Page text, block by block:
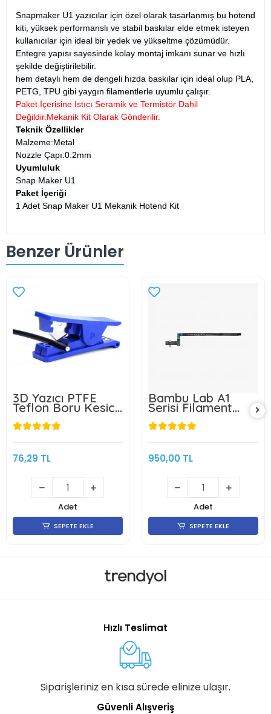
Snapmaker U1 yazıcılar için özel olarak tasarlanmış bu hotend
kiti, yüksek performanslı ve stabil baskılar elde etmek isteyen
kullanıcılar için ideal bir yedek ve yükseltme çözümüdür.
Entegre yapısı sayesinde kolay montaj imkanı sunar ve hızlı
şekilde değiştirilebilir.
hem detaylı hem de dengeli hızda baskılar için ideal olup PLA,
PETG, TPU gibi yaygın filamentlerle uyumlu çalışır.
Paket İçerisine Istıcı Seramik ve Termistör Dahil
Değildir.Mekanik Kit Olarak Gönderilir.
Teknik Özellikler
Malzeme:Metal
Nozzle Çapı:0.2mm
Uyumluluk
Snap Maker U1
Paket İçeriği
1 Adet Snap Maker U1 Mekanik Hotend Kit
Benzer Ürünler
3D Yazıcı PTFE
Teflon Boru Kesici
- Mavi
76,29 TL
Adet
SEPETE EKLE
Bambu Lab A1
Serisi Filament
Sensörü- FAE010
950,00 TL
Adet
SEPETE EKLE
Hızlı Teslimat
Siparişleriniz en kısa sürede elinize ulaşır.
Güvenli Alışveriş